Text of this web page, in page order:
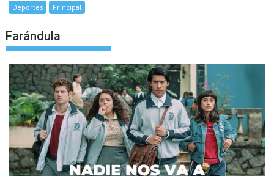
Deportes Principal
Farándula